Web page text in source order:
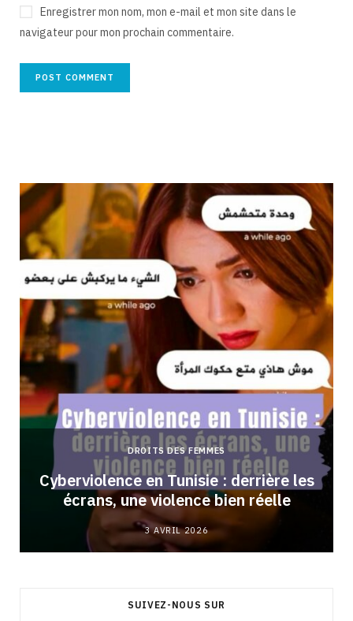
Enregistrer mon nom, mon e-mail et mon site dans le
navigateur pour mon prochain commentaire.
DROITS DES FEMMES
Cyberviolence en Tunisie : derrière les
écrans, une violence bien réelle
3 AVRIL 2026
SUIVEZ-NOUS SUR